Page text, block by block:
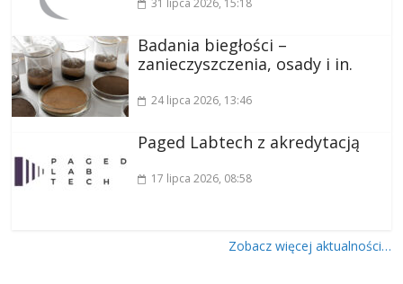
Badania biegłości –
zanieczyszczenia, osady i in.
24 lipca 2026, 13:46
Paged Labtech z akredytacją
17 lipca 2026, 08:58
Zobacz więcej aktualności…